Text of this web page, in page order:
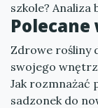
szkole? Analiza
Polecane
Zdrowe rośliny
swojego
Jak rozmnażać
sadzonek do